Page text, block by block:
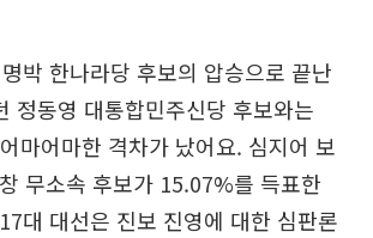
박 한나라당 후보의 압승으로 끝난
정동영 대통합민주신당 후보와는
마어마한 격차가 났어요. 심지어 보
무소속 후보가 15.07%를 득표한
대 대선은 진보 진영에 대한 심판론